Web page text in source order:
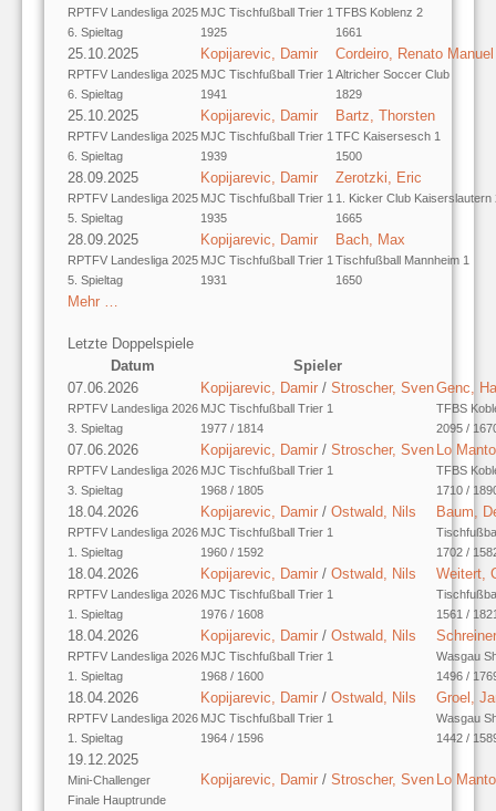
RPTFV Landesliga 2025
6. Spieltag
MJC Tischfußball Trier 1
1925
TFBS Koblenz 2
1661
25.10.2025
RPTFV Landesliga 2025
6. Spieltag
Kopijarevic, Damir
MJC Tischfußball Trier 1
1941
Cordeiro, Renato Manuel
Altricher Soccer Club
1829
25.10.2025
RPTFV Landesliga 2025
6. Spieltag
Kopijarevic, Damir
MJC Tischfußball Trier 1
1939
Bartz, Thorsten
TFC Kaisersesch 1
1500
28.09.2025
RPTFV Landesliga 2025
5. Spieltag
Kopijarevic, Damir
MJC Tischfußball Trier 1
1935
Zerotzki, Eric
1. Kicker Club Kaiserslautern
1665
28.09.2025
RPTFV Landesliga 2025
5. Spieltag
Kopijarevic, Damir
MJC Tischfußball Trier 1
1931
Bach, Max
Tischfußball Mannheim 1
1650
Mehr …
Letzte Doppelspiele
Datum
Spieler
07.06.2026
RPTFV Landesliga 2026
3. Spieltag
Kopijarevic, Damir / Stroscher, Sven
MJC Tischfußball Trier 1
1977 / 1814
Genc,
TFBS
2095 /
07.06.2026
RPTFV Landesliga 2026
3. Spieltag
Kopijarevic, Damir / Stroscher, Sven
MJC Tischfußball Trier 1
1968 / 1805
Lo
TFBS
1710 /
18.04.2026
RPTFV Landesliga 2026
1. Spieltag
Kopijarevic, Damir / Ostwald, Nils
MJC Tischfußball Trier 1
1960 / 1592
Baum,
1702 /
18.04.2026
RPTFV Landesliga 2026
1. Spieltag
Kopijarevic, Damir / Ostwald, Nils
MJC Tischfußball Trier 1
1976 / 1608
Weitert,
1561 /
18.04.2026
RPTFV Landesliga 2026
1. Spieltag
Kopijarevic, Damir / Ostwald, Nils
MJC Tischfußball Trier 1
1968 / 1600
Wasgau
1496 /
18.04.2026
RPTFV Landesliga 2026
1. Spieltag
Kopijarevic, Damir / Ostwald, Nils
MJC Tischfußball Trier 1
1964 / 1596
Groel,
Wasgau
1442 /
19.12.2025
Mini-Challenger
Finale Hauptrunde
Kopijarevic, Damir / Stroscher, Sven Lo